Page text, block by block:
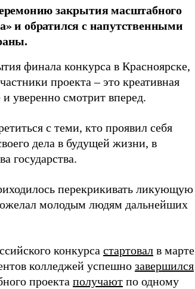
закрытия масштабного
и обратился с напутственными
финала конкурса в Красноярске,
проекта – это креативная
уверенно смотрит вперед.
с теми, кто проявил себя
дела в будущей жизни, в
государства.
перекрикивать ликующую
молодым людям дальнейших
конкурса стартовал в марте
колледжей успешно завершился
проекта получают по одному